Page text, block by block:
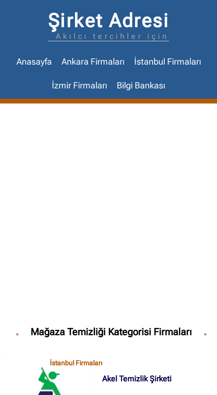
Şirket Adresi
Akılcı tercihler için
Anasayfa Ankara Firmaları İstanbul Firmaları
İzmir Firmaları Bilgi Bankası
Mağaza Temizliği Kategorisi Firmaları
İstanbul Firmaları
Akel Temizlik Şirketi
Ankara Firmaları(672)
İzmir Firmaları